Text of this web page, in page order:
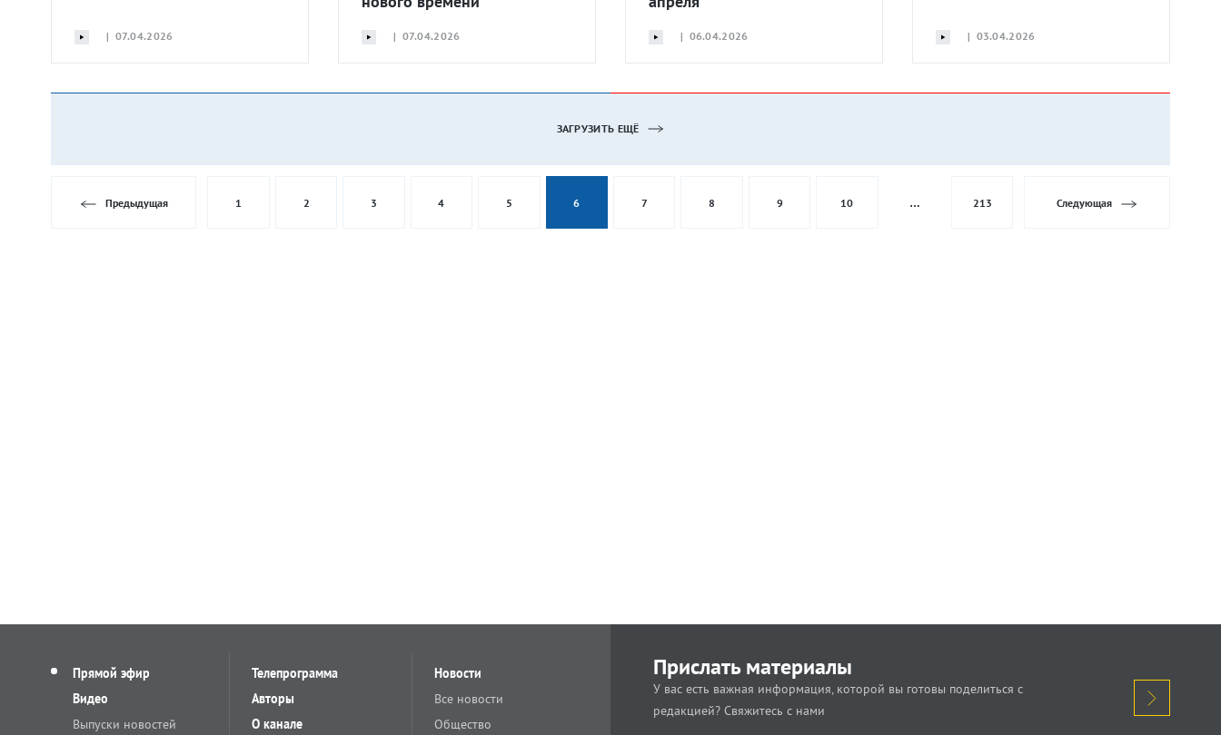
| 07.04.2026 | 07.04.2026 | 06.04.2026 | 03.04.2026
ЗАГРУЗИТЬ ЕЩЁ
Предыдущая 1 2 3 4 5 6 7 8 9 10 … 213 Следующая
Прямой эфир
Видео
Выпуски новостей
Телепрограмма
Авторы
О канале
Новости
Все новости
Общество
Прислать материалы
У вас есть важная информация, которой вы готовы поделиться с
редакцией? Свяжитесь с нами